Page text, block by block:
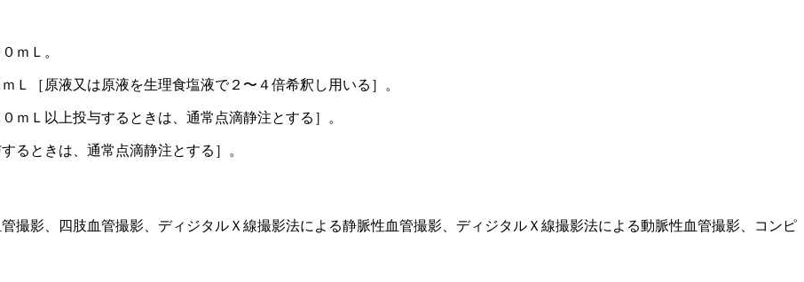
ｍＬ。
Ｌ［原液又は原液を生理食塩液で２〜４倍希釈し用いる］。
ｍＬ以上投与するときは、通常点滴静注とする］。
るときは、通常点滴静注とする］。
撮影、四肢血管撮影、ディジタルＸ線撮影法による静脈性血管撮影、ディジタルＸ線撮影法による動脈性血管撮影、コンピ